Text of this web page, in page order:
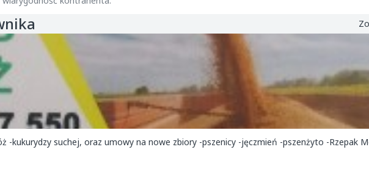
-kukurydzy suchej, oraz umowy na nowe zbiory -pszenicy -jęczmień -pszenżyto -Rzepak